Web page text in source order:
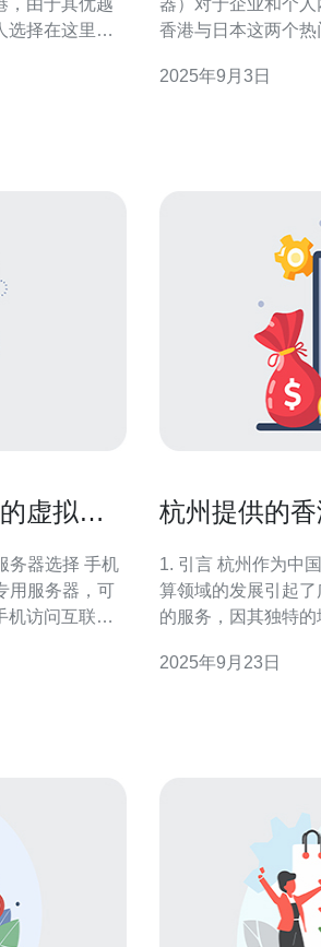
，由于其优越
选择在这里搭
，我
器）对于企业和个
香港与日本这两个
到最适合您的VPS服
2025年9月3日
虚拟专
选择 手机
用服务器，可
机访问互联
有优质的网
杭州提供的
1. 引言 杭州作为中国的科技创新中心，近年来在云计
算领域的发展引起
的服务，因其独特
务的优势，以及这些
2025年9月23日